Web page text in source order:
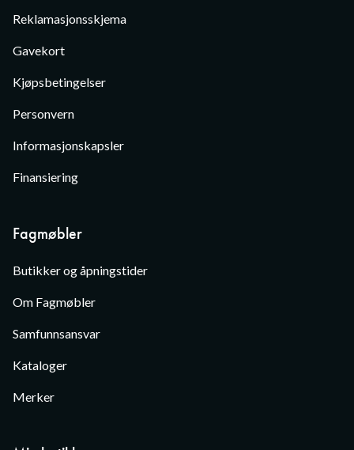
Reklamasjonsskjema
Gavekort
Kjøpsbetingelser
Personvern
Informasjonskapsler
Finansiering
Fagmøbler
Butikker og åpningstider
Om Fagmøbler
Samfunnsansvar
Kataloger
Merker